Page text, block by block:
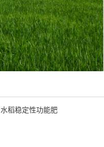
水稻稳定性功能肥